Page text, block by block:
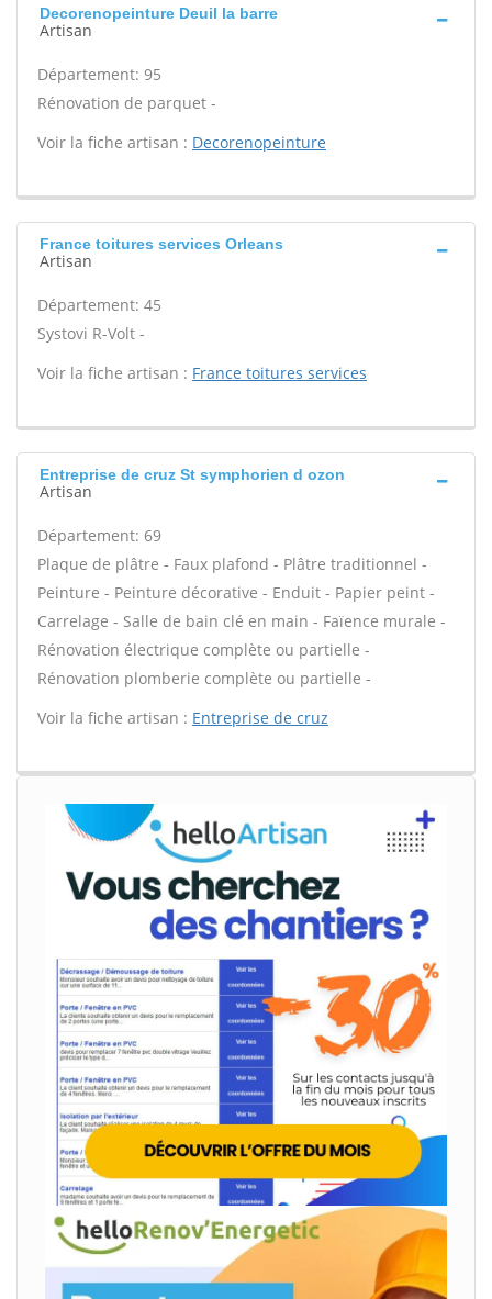
Decorenopeinture Deuil la barre
Artisan
Département: 95
Rénovation de parquet -
Voir la fiche artisan : Decorenopeinture
France toitures services Orleans
Artisan
Département: 45
Systovi R-Volt -
Voir la fiche artisan : France toitures services
Entreprise de cruz St symphorien d ozon
Artisan
Département: 69
Plaque de plâtre - Faux plafond - Plâtre traditionnel -
Peinture - Peinture décorative - Enduit - Papier peint -
Carrelage - Salle de bain clé en main - Faïence murale -
Rénovation électrique complète ou partielle -
Rénovation plomberie complète ou partielle -
Voir la fiche artisan : Entreprise de cruz